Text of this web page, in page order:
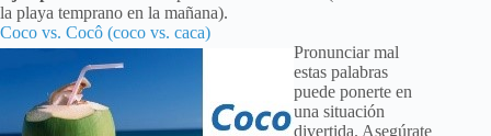
la playa temprano en la mañana).
Coco vs. Cocô (coco vs. caca)
Pronunciar mal
estas palabras
puede ponerte en
una situación
divertida. Asegúrate